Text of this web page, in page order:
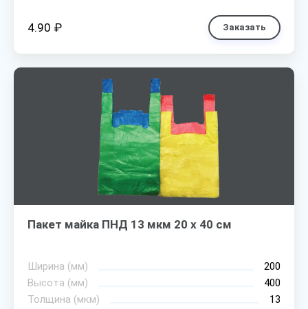
4.90 ₽ Заказать
Пакет майка ПНД 13 мкм 20 х 40 см
Ширина (мм)
200
Высота (мм)
400
Толщина (мкм)
13